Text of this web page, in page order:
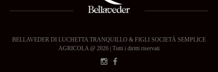
BELLAVEDER DI LUCHETTA TRANQUILLO & FIGLI SOCIETÀ SEMPLICE
AGRICOLA @ 2026 | Tutti i diritti riservati